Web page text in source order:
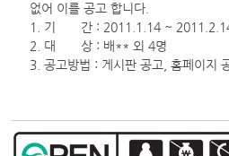
없어 이를 공고 합니다.
1. 기 간 : 2011.1.14 ~
2. 대 상 : 배** 외 4명
3. 공고방법 : 게시판 공고, 홈페이지